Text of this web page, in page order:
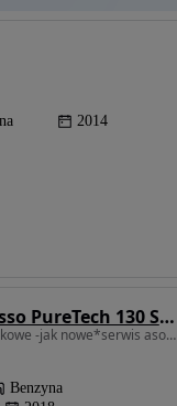
2014
Citroën C4 Grand Picasso PureTech 130 Stop&Start EAT6 SHINE
1199 cm3 • 130 KM • bezwypadkowe -jak nowe*serwis aso*EXLUSIVE*panorama*masaże
Benzyna